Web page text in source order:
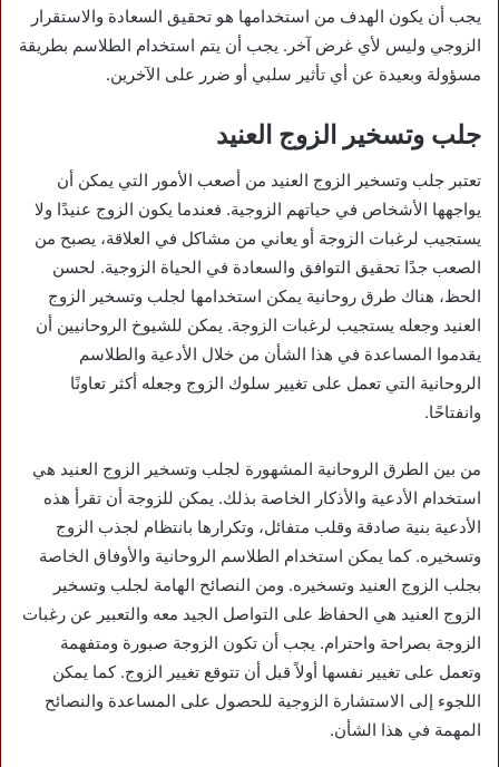
يجب أن يكون الهدف من استخدامها هو تحقيق السعادة والاستقرار
الزوجي وليس لأي غرض آخر. يجب أن يتم استخدام الطلاسم بطريقة
مسؤولة وبعيدة عن أي تأثير سلبي أو ضرر على الآخرين.
جلب وتسخير الزوج العنيد
تعتبر جلب وتسخير الزوج العنيد من أصعب الأمور التي يمكن أن
يواجهها الأشخاص في حياتهم الزوجية. فعندما يكون الزوج عنيدًا ولا
يستجيب لرغبات الزوجة أو يعاني من مشاكل في العلاقة، يصبح من
الصعب جدًا تحقيق التوافق والسعادة في الحياة الزوجية. لحسن
الحظ، هناك طرق روحانية يمكن استخدامها لجلب وتسخير الزوج
العنيد وجعله يستجيب لرغبات الزوجة. يمكن للشيوخ الروحانيين أن
يقدموا المساعدة في هذا الشأن من خلال الأدعية والطلاسم
الروحانية التي تعمل على تغيير سلوك الزوج وجعله أكثر تعاونًا
وانفتاحًا.
من بين الطرق الروحانية المشهورة لجلب وتسخير الزوج العنيد هي
استخدام الأدعية والأذكار الخاصة بذلك. يمكن للزوجة أن تقرأ هذه
الأدعية بنية صادقة وقلب متفائل، وتكرارها بانتظام لجذب الزوج
وتسخيره. كما يمكن استخدام الطلاسم الروحانية والأوفاق الخاصة
بجلب الزوج العنيد وتسخيره. ومن النصائح الهامة لجلب وتسخير
الزوج العنيد هي الحفاظ على التواصل الجيد معه والتعبير عن رغبات
الزوجة بصراحة واحترام. يجب أن تكون الزوجة صبورة ومتفهمة
وتعمل على تغيير نفسها أولاً قبل أن تتوقع تغيير الزوج. كما يمكن
اللجوء إلى الاستشارة الزوجية للحصول على المساعدة والنصائح
المهمة في هذا الشأن.